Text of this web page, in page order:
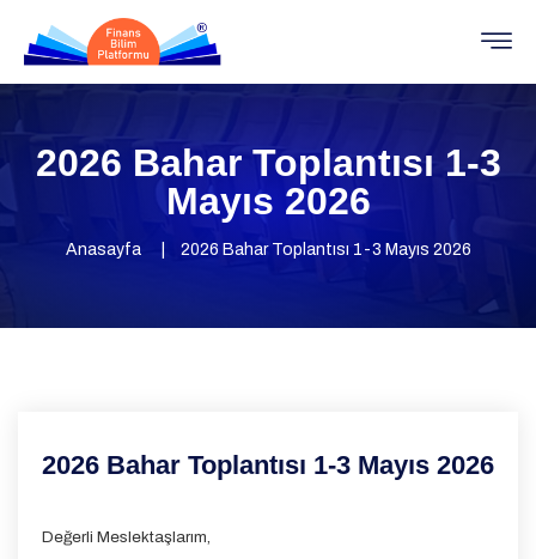
2026 Bahar Toplantısı 1-3
Mayıs 2026
Anasayfa 2026 Bahar Toplantısı 1-3 Mayıs 2026
2026 Bahar Toplantısı 1-3 Mayıs 2026
Değerli Meslektaşlarım,